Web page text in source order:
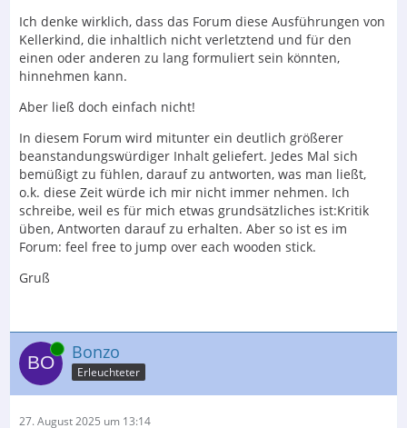
Ich denke wirklich, dass das Forum diese Ausführungen von
Kellerkind, die inhaltlich nicht verletztend und für den
einen oder anderen zu lang formuliert sein könnten,
hinnehmen kann.
Aber ließ doch einfach nicht!
In diesem Forum wird mitunter ein deutlich größerer
beanstandungswürdiger Inhalt geliefert. Jedes Mal sich
bemüßigt zu fühlen, darauf zu antworten, was man ließt,
o.k. diese Zeit würde ich mir nicht immer nehmen. Ich
schreibe, weil es für mich etwas grundsätzliches ist:Kritik
üben, Antworten darauf zu erhalten. Aber so ist es im
Forum: feel free to jump over each wooden stick.
Gruß
Online Bonzo
Erleuchteter
27. August 2025 um 13:14